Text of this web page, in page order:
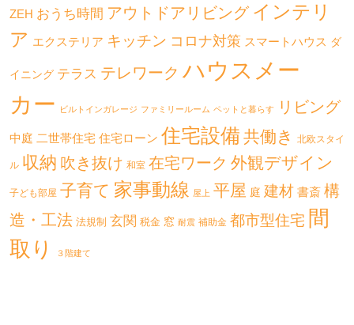
ZEH おうち時間 アウトドアリビング インテリ
ア エクステリア キッチン コロナ対策 スマートハウス ダ
イニング テラス テレワーク ハウスメー
カー
ビルトインガレージ ファミリールーム ペットと暮らす リビング
中庭 二世帯住宅 住宅ローン 住宅設備 共働き 北欧スタイ
ル 収納 吹き抜け 和室 在宅ワーク 外観デザイン
子ども部屋 子育て 家事動線 屋上 平屋 庭 建材 書斎 構
造・工法 法規制 玄関 税金 窓 耐震 補助金 都市型住宅 間
取り
３階建て